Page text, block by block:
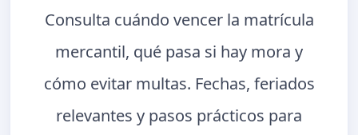
Consulta cuándo vencer la matrícula
mercantil, qué pasa si hay mora y
cómo evitar multas. Fechas, feriados
relevantes y pasos prácticos para